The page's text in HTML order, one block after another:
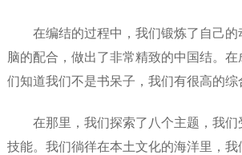
在编结的过程中，我们锻炼了自己的
脑的配合，做出了非常精致的中国结。
们知道我们不是书呆子，我们有很高的综
在那里，我们探索了八个主题，我们
技能。我们徜徉在本土文化的海洋里，